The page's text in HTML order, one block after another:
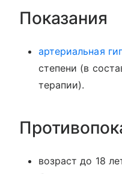
Показания
артериальная
степени (в
терапии).
возраст до 18